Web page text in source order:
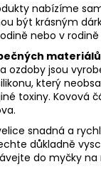
nabízíme
být krásným
nebo v
ozdoby jsou
který
toxiny. Kovová
snadná a
důkladně
do myčky